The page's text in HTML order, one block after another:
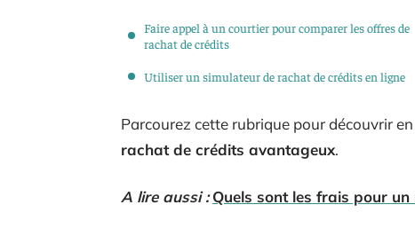
Faire appel à un courtier pour comparer les offres de
rachat de crédits
Utiliser un simulateur de rachat de crédits en ligne
Parcourez cette rubrique pour découvrir
rachat de crédits avantageux.
A lire aussi : Quels sont les frais pour